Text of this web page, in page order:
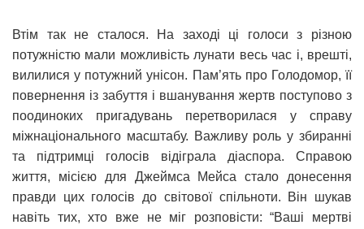
Втім так не сталося. На заході ці голоси з різною
потужністю мали можливість лунати весь час і, врешті,
вилилися у потужний унісон. Пам’ять про Голодомор, її
повернення із забуття і вшанування жертв поступово з
поодиноких пригадувань перетворилася у справу
міжнаціонального масштабу. Важливу роль у збиранні
та підтримці голосів відіграла діаспора. Справою
життя, місією для Джеймса Мейса стало донесення
правди цих голосів до світової спільноти. Він шукав
навіть тих, хто вже не міг розповісти: “Ваші мертві